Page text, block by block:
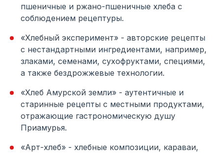
пшеничные и ржано-пшеничные хлеба с
соблюдением рецептуры.
«Хлебный эксперимент» - авторские рецепты
с нестандартными ингредиентами, например,
злаками, семенами, сухофруктами, специями,
а также бездрожжевые технологии.
«Хлеб Амурской земли» - аутентичные и
старинные рецепты с местными продуктами,
отражающие гастрономическую душу
Приамурья.
«Арт-хлеб» - хлебные композиции, караваи,